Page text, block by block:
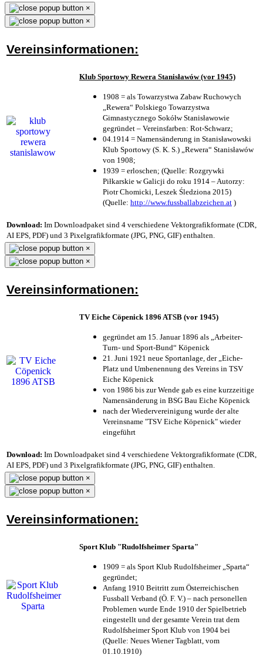
×
×
Vereinsinformationen:
Klub Sportowy Rewera Stanisławów (vor 1945)
1908 = als Towarzystwa Zabaw Ruchowych
„Rewera“ Polskiego Towarzystwa
Gimnastycznego Sokółw Stanisławowie
gegründet – Vereinsfarben: Rot-Schwarz;
04.1914 = Namensänderung in Stanisławowski
Klub Sportowy (S. K. S.) „Rewera“ Stanisławów
von 1908;
1939 = erloschen; (Quelle: Rozgrywki
Piłkarskie w Galicji do roku 1914 – Autorzy:
Piotr Chomicki, Leszek Śledziona 2015)
(Quelle: http://www.fussballabzeichen.at )
Download: Im Downloadpaket sind 4 verschiedene Vektorgrafikformate (CDR,
AI EPS, PDF) und 3 Pixelgrafikformate (JPG, PNG, GIF) enthalten.
×
×
Vereinsinformationen:
TV Eiche Cöpenick 1896 ATSB (vor 1945)
gegründet am 15. Januar 1896 als „Arbeiter-
Turn- und Sport-Bund“ Köpenick
21. Juni 1921 neue Sportanlage, der „Eiche-
Platz und Umbenennung des Vereins in TSV
Eiche Köpenick
von 1986 bis zur Wende gab es eine kurzzeitige
Namensänderung in BSG Bau Eiche Köpenick
nach der Wiedervereinigung wurde der alte
Vereinsname "TSV Eiche Köpenick" wieder
eingeführt
Download: Im Downloadpaket sind 4 verschiedene Vektorgrafikformate (CDR,
AI EPS, PDF) und 3 Pixelgrafikformate (JPG, PNG, GIF) enthalten.
×
×
Vereinsinformationen:
Sport Klub "Rudolfsheimer Sparta"
1909 = als Sport Klub Rudolfsheimer „Sparta“
gegründet;
Anfang 1910 Beitritt zum Österreichischen
Fussball Verband (Ö. F. V.) – nach personellen
Problemen wurde Ende 1910 der Spielbetrieb
eingestellt und der gesamte Verein trat dem
Rudolfsheimer Sport Klub von 1904 bei
(Quelle: Neues Wiener Tagblatt, vom
01.10.1910)